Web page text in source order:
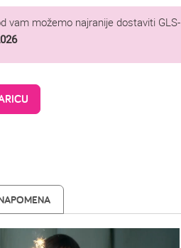
vam možemo najranije dostaviti GLS-